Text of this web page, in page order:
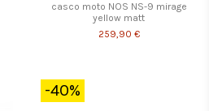
casco moto NOS NS-9 mirage
yellow matt
259,90 €
-40%